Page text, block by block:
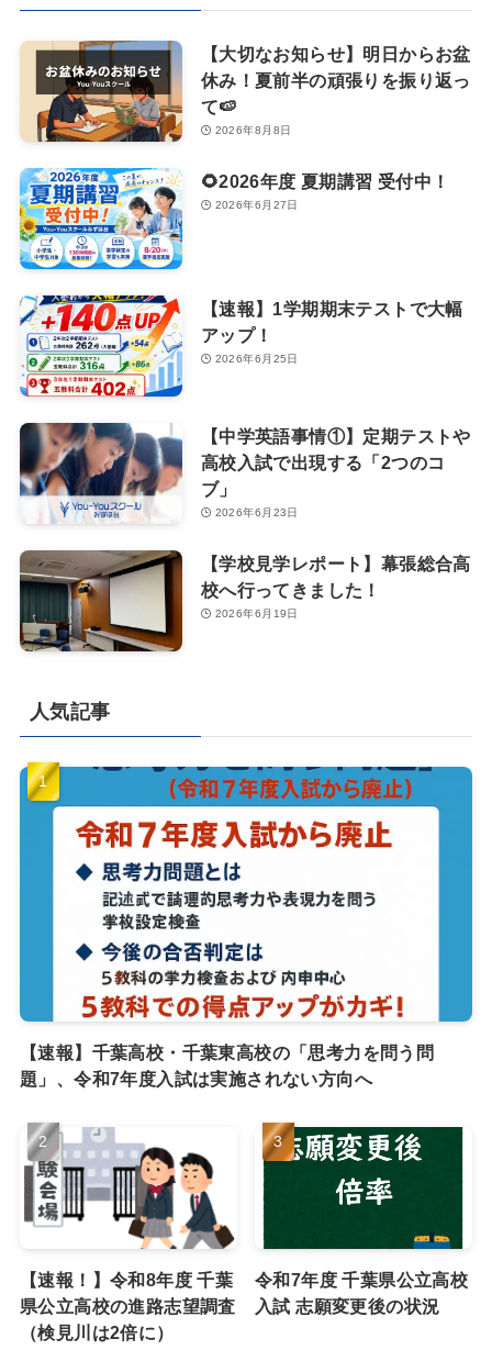
【大切なお知らせ】明日からお盆
休み！夏前半の頑張りを振り返っ
て🍉
2026年8月8日
🌻2026年度 夏期講習 受付中！
2026年6月27日
【速報】1学期期末テストで大幅
アップ！
2026年6月25日
【中学英語事情①】定期テストや
高校入試で出現する「2つのコ
ブ」
2026年6月23日
【学校見学レポート】幕張総合高
校へ行ってきました！
2026年6月19日
人気記事
【速報】千葉高校・千葉東高校の「思考力を問う問
題」、令和7年度入試は実施されない方向へ
【速報！】令和8年度 千葉
県公立高校の進路志望調査
（検見川は2倍に）
令和7年度 千葉県公立高校
入試 志願変更後の状況